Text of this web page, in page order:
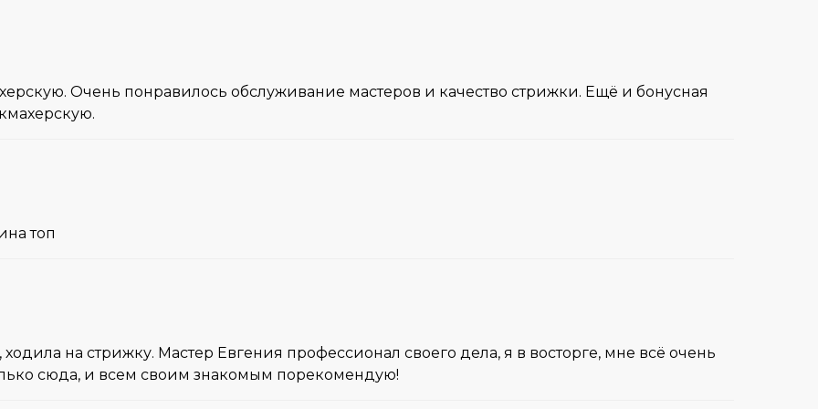
Очень понравилось обслуживание мастеров и качество стрижки. Ещё и бонусная
топ
на стрижку. Мастер Евгения профессионал своего дела, я в восторге, мне всё очень
сюда, и всем своим знакомым порекомендую!